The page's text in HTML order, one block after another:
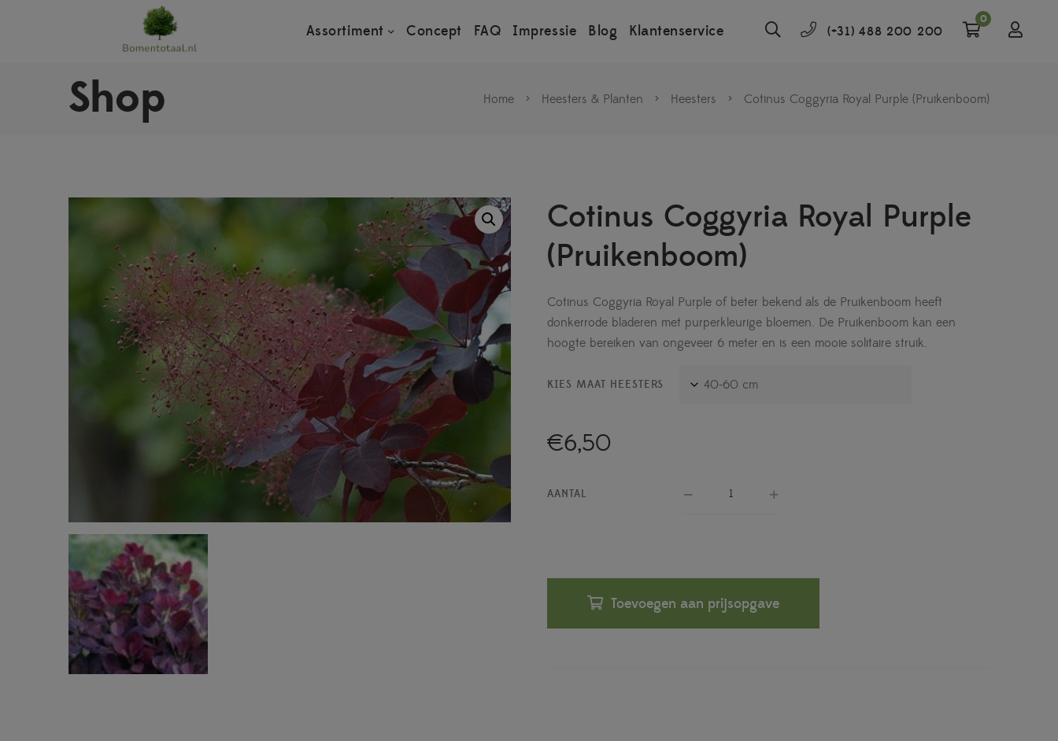
Assortiment Concept FAQ Impressie Blog Klantenservice (+31) 488 200 200
0
Shop Home > Heesters & Planten > Heesters > Cotinus Coggyria Royal Purple (Pruikenboom)
Cotinus Coggyria Royal Purple
(Pruikenboom)
Cotinus Coggyria Royal Purple of beter bekend als de Pruikenboom heeft
donkerrode bladeren met purperkleurige bloemen. De Pruikenboom kan een
hoogte bereiken van ongeveer 6 meter en is een mooie solitaire struik.
KIES MAAT HEESTERS
€6,50
AANTAL
Toevoegen aan prijsopgave